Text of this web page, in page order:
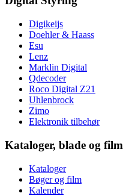
Digikeijs
Doehler & Haass
Esu
Lenz
Marklin Digital
Qdecoder
Roco Digital Z21
Uhlenbrock
Zimo
Elektronik tilbehør
Kataloger, blade og film
Kataloger
Bøger og film
Kalender